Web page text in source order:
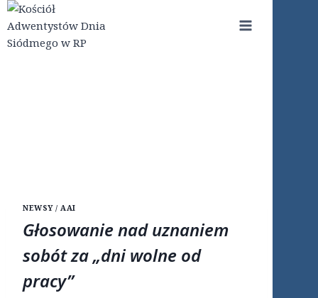
Przejdź
do
treści
NEWSY / AAI
Głosowanie nad uznaniem
sobót za „dni wolne od
pracy”